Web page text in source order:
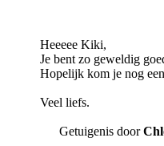
Heeeee Kiki,
Je bent zo geweldig
Hopelijk kom je nog
Veel liefs.
Getuigenis door